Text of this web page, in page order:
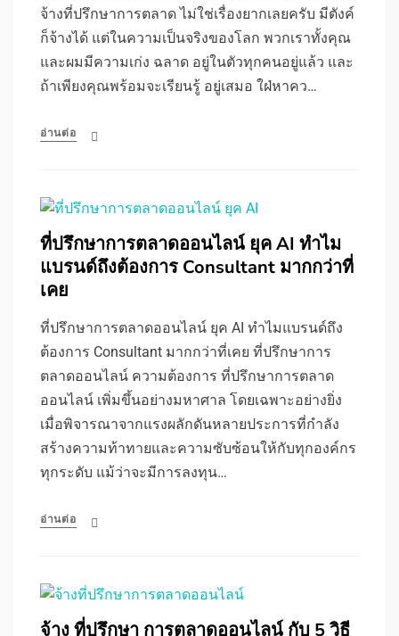
จ้างที่ปรึกษาการตลาด ไม่ใช่เรื่องยากเลยครับ มีตังค์
ก็จ้างได้ แต่ในความเป็นจริงของโลก พวกเราทั้งคุณ
และผมมีความเก่ง ฉลาด อยู่ในตัวทุกคนอยู่แล้ว และ
ถ้าเพียงคุณพร้อมจะเรียนรู้ อยู่เสมอ ใฝ่หาคว…
อ่านต่อ
ที่ปรึกษาการตลาดออนไลน์ ยุค AI ทำไม
แบรนด์ถึงต้องการ Consultant มากกว่าที่
เคย
ที่ปรึกษาการตลาดออนไลน์ ยุค AI ทำไมแบรนด์ถึง
ต้องการ Consultant มากกว่าที่เคย ที่ปรึกษาการ
ตลาดออนไลน์ ความต้องการ ที่ปรึกษาการตลาด
ออนไลน์ เพิ่มขึ้นอย่างมหาศาล โดยเฉพาะอย่างยิ่ง
เมื่อพิจารณาจากแรงผลักดันหลายประการที่กำลัง
สร้างความท้าทายและความซับซ้อนให้กับทุกองค์กร
ทุกระดับ แม้ว่าจะมีการลงทุน…
อ่านต่อ
จ้าง ที่ปรึกษา การตลาดออนไลน์ กับ 5 วิธี